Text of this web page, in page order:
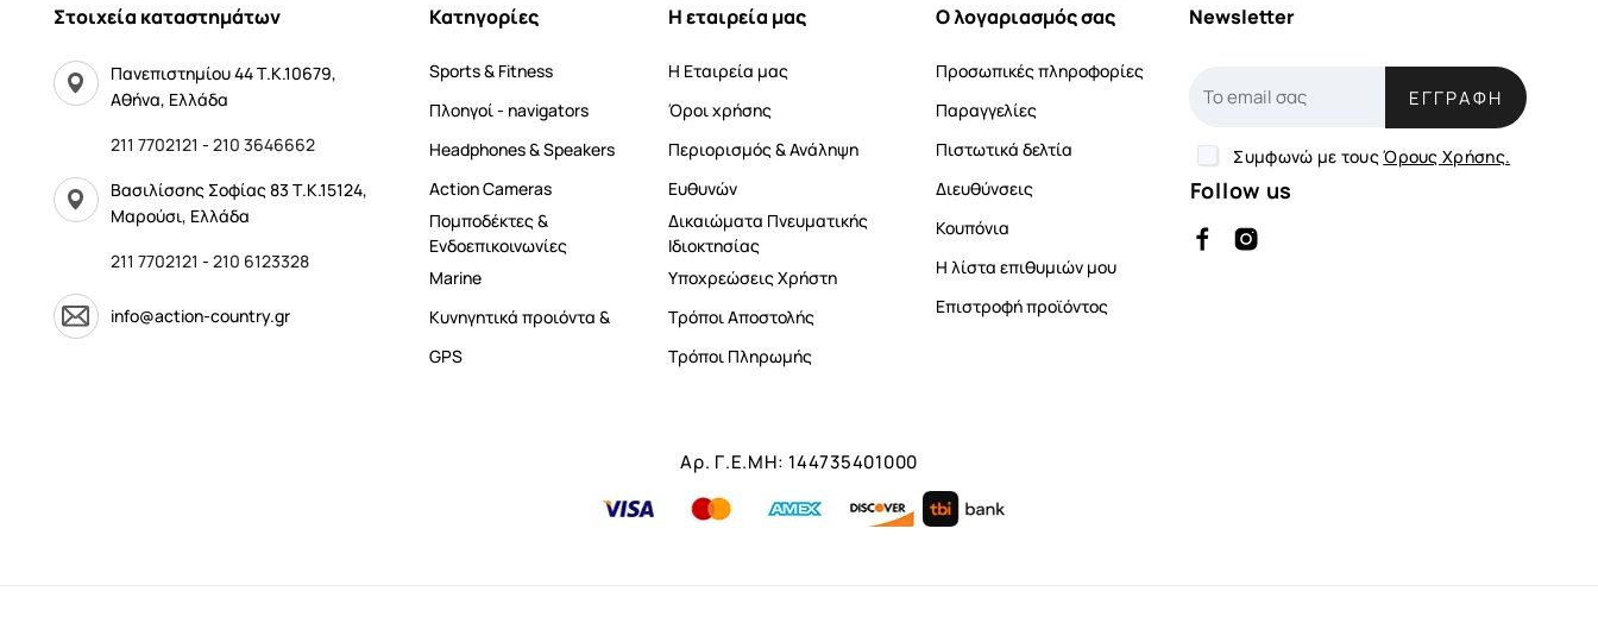
Στοιχεία καταστημάτων
Πανεπιστημίου 44 Τ.Κ.10679,
Αθήνα, Ελλάδα
211 7702121 - 210 3646662
Βασιλίσσης Σοφίας 83 Τ.Κ.15124,
Μαρούσι, Ελλάδα
211 7702121 - 210 6123328
info@action-country.gr
Κατηγορίες
Sports & Fitness
Πλοηγοί - navigators
Headphones & Speakers
Αction Cameras
Πομποδέκτες &
Ενδοεπικοινωνίες
Marine
Κυνηγητικά προιόντα &
GPS
Η εταιρεία μας
Η Εταιρεία μας
Όροι χρήσης
Περιορισμός & Ανάληψη
Ευθυνών
Δικαιώματα Πνευματικής
Ιδιοκτησίας
Υποχρεώσεις Χρήστη
Τρόποι Αποστολής
Τρόποι Πληρωμής
Ο λογαριασμός σας
Προσωπικές πληροφορίες
Παραγγελίες
Πιστωτικά δελτία
Διευθύνσεις
Κουπόνια
Η λίστα επιθυμιών μου
Επιστροφή προϊόντος
Newsletter
ΕΓΓΡΑΦΉ
Συμφωνώ με τουςΌρους Χρήσης.
Follow us
Αρ. Γ.Ε.ΜΗ: 144735401000